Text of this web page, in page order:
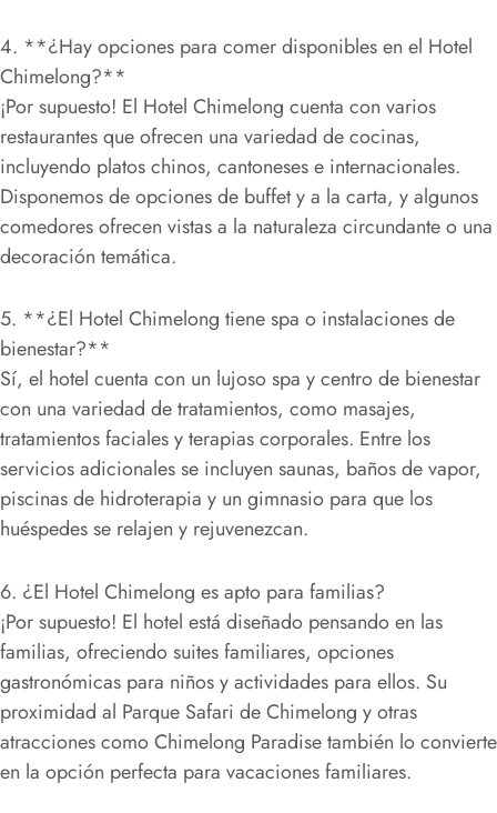
4. **¿Hay opciones para comer disponibles en el Hotel
Chimelong?**
¡Por supuesto! El Hotel Chimelong cuenta con varios
restaurantes que ofrecen una variedad de cocinas,
incluyendo platos chinos, cantoneses e internacionales.
Disponemos de opciones de buffet y a la carta, y algunos
comedores ofrecen vistas a la naturaleza circundante o una
decoración temática.
5. **¿El Hotel Chimelong tiene spa o instalaciones de
bienestar?**
Sí, el hotel cuenta con un lujoso spa y centro de bienestar
con una variedad de tratamientos, como masajes,
tratamientos faciales y terapias corporales. Entre los
servicios adicionales se incluyen saunas, baños de vapor,
piscinas de hidroterapia y un gimnasio para que los
huéspedes se relajen y rejuvenezcan.
6. ¿El Hotel Chimelong es apto para familias?
¡Por supuesto! El hotel está diseñado pensando en las
familias, ofreciendo suites familiares, opciones
gastronómicas para niños y actividades para ellos. Su
proximidad al Parque Safari de Chimelong y otras
atracciones como Chimelong Paradise también lo convierte
en la opción perfecta para vacaciones familiares.